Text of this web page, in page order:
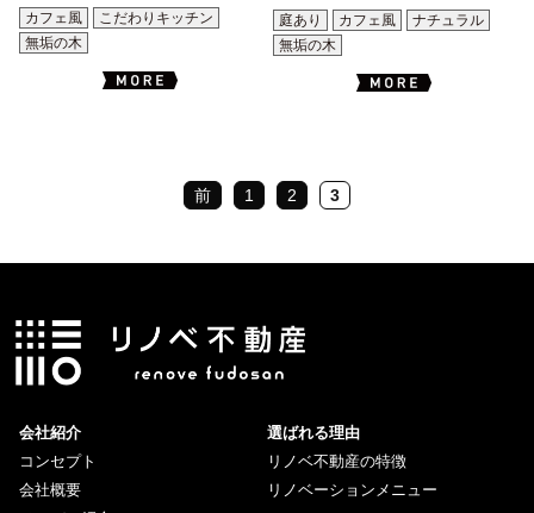
カフェ風
こだわりキッチン
無垢の木
庭あり
カフェ風
ナチュラル
無垢の木
前 1 2 3
会社紹介
コンセプト
会社概要
選ばれる理由
リノベ不動産の特徴
リノベーションメニュー